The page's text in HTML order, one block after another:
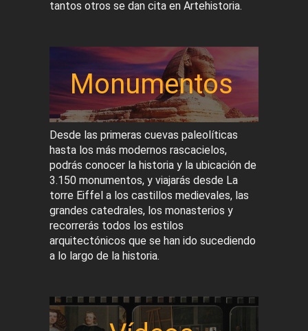
tantos otros se dan cita en Artehistoria.
Monumentos
Desde las primeras cuevas paleolíticas
hasta los más modernos rascacielos,
podrás conocer la historia y la ubicación de
3.150 monumentos, y viajarás desde La
torre Eiffel a los castillos medievales, las
grandes catedrales, los monasterios y
recorrerás todos los estilos
arquitectónicos que se han ido sucediendo
a lo largo de la historia.